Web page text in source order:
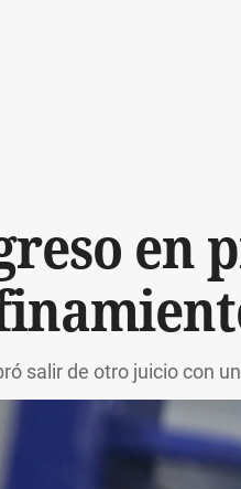
en
salir de otro juicio con